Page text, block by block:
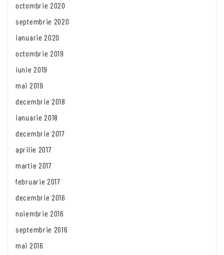
octombrie 2020
septembrie 2020
ianuarie 2020
octombrie 2019
iunie 2019
mai 2019
decembrie 2018
ianuarie 2018
decembrie 2017
aprilie 2017
martie 2017
februarie 2017
decembrie 2016
noiembrie 2016
septembrie 2016
mai 2016